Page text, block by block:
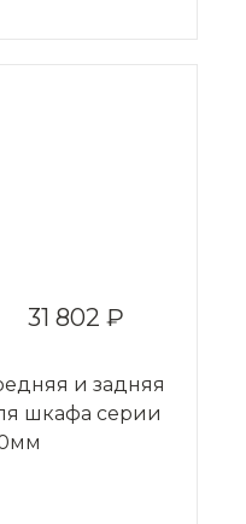
31 802 ₽
и задняя
шкафа серии